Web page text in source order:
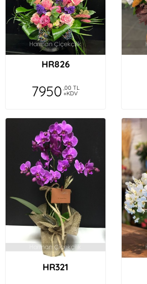
HR826
7950 ,00 TL
+KDV
HR321